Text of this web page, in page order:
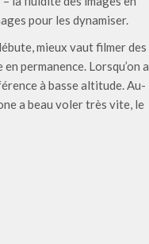
pour les dynamiser.
mieux vaut filmer des
permanence. Lorsqu’on a
à basse altitude. Au-
a beau voler très vite, le